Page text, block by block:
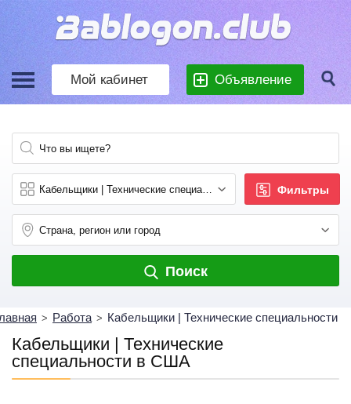
Мой кабинет Объявление
> Работа > Кабельщики | Технические специальности
Фильтры
Поиск
Кабельщики | Технические
специальности в США